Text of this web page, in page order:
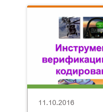
11.10.2016